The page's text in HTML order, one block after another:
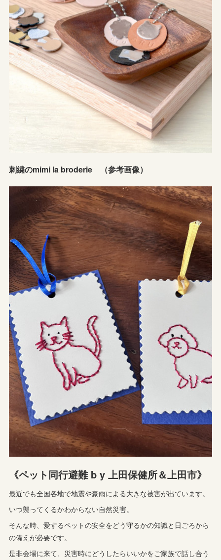
刺繍のmimi la broderie （参考画像）
《ペット同行避難 b y 上田保健所＆上田市》
最近でも全国各地で地震や豪雨による大きな被害が出ています。
いつ襲ってくるかわからない自然災害。
そんな時、愛するペットの安全をどう守るかの知識と日ごろから
の備えが必要です。
是非会場に来て、災害時にどうしたらいいかをご家族で話し合う